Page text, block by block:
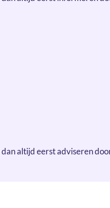
dan altijd eerst adviseren